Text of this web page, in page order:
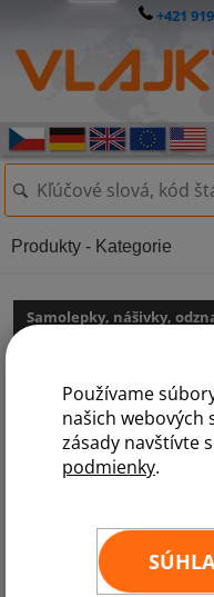
Používame
našich webových
zásady navštívte
podmienky.
+421
Samolepky, nášivky,
Produkty - Kategorie